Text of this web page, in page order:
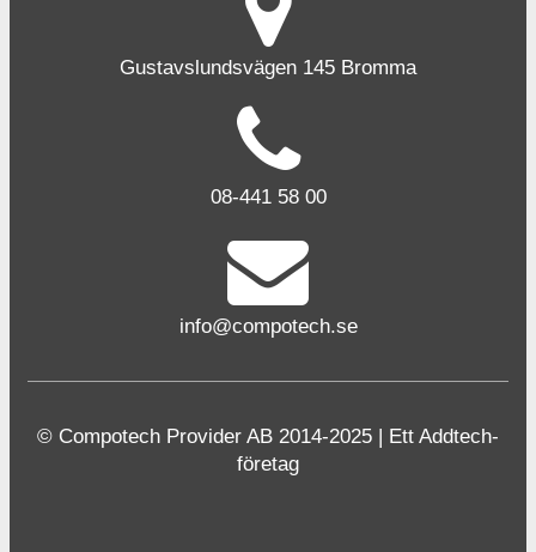
Gustavslundsvägen 145 Bromma
08-441 58 00
info@compotech.se
© Compotech Provider AB 2014-2025 | Ett Addtech-
företag